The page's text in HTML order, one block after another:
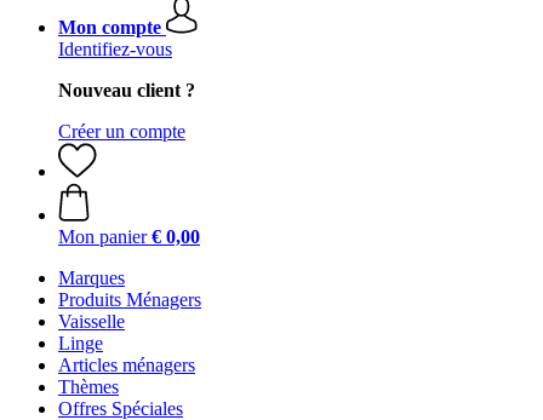
Mon compte
Identifiez-vous
Nouveau client ?
Créer un compte
Mon panier € 0,00
Marques
Produits Ménagers
Vaisselle
Linge
Articles ménagers
Thèmes
Offres Spéciales